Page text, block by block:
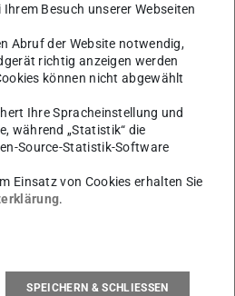
Besuch unserer Webseiten
Abruf der Website notwendig,
richtig anzeigen werden
können nicht abgewählt
Ihre Spracheinstellung und
während „Statistik“ die
Source-Statistik-Software
Einsatz von Cookies erhalten Sie
.
SPEICHERN & SCHLIESSEN